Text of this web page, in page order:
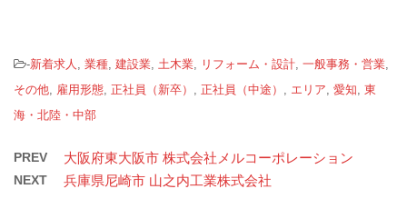
-新着求人 業種 建設業 土木業 リフォーム・設計 一般事務・営業
その他
雇用形態 正社員（新卒） 正社員（中途） エリア 愛知 東
海・北陸・中部
PREV 大阪府東大阪市 株式会社メルコーポレーション
NEXT 兵庫県尼崎市 山之内工業株式会社